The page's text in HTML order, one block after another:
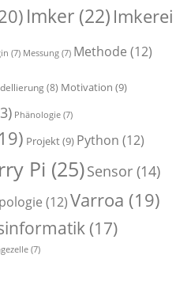
Imker (22) Imkerei
(7) Messung (7) Methode (12)
(8) Motivation (9)
Phänologie (7)
Projekt(9) Python (12)
Pi (25)Sensor (14)
(12)Varroa (19)
(17)
(7)